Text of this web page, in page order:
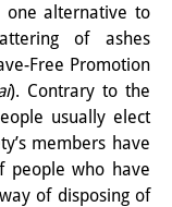
ビリティ
ォーメー
one alternative to
of ashes
Free Promotion
). Contrary to the
usually elect
members have
people who have
of disposing of